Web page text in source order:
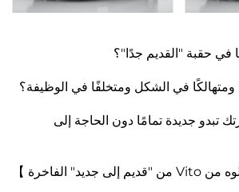
ومتهالكًا في الشكل ومتخلفًا في الوظيفة؟
تبدو جديدة تمامًا دون الحاجة إلى
✨【 خطة ترقية التابلوه من Vito من "قديم إلى جديد" الفاخرة 】